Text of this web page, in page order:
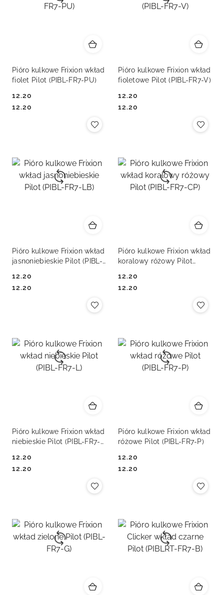
Pióro kulkowe Frixion wkład
fiolet Pilot (PIBL-FR7-PU)
Cena:
12.20
Cena:
12.20
Pióro kulkowe Frixion wkład
fioletowe Pilot (PIBL-FR7-V)
Cena:
12.20
Cena:
12.20
Pióro kulkowe Frixion wkład
jasnoniebieskie Pilot (PIBL-
Cena:
12.20
Cena:
12.20
Pióro kulkowe Frixion wkład
koralowy różowy Pilot
Cena:
12.20
Cena:
12.20
Pióro kulkowe Frixion wkład
niebieskie Pilot (PIBL-FR7-
Cena:
12.20
Cena:
12.20
Pióro kulkowe Frixion wkład
różowe Pilot (PIBL-FR7-P)
Cena:
12.20
Cena:
12.20